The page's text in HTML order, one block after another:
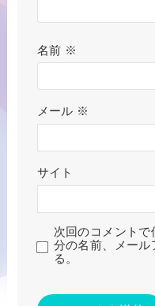
名前 ※
メール ※
サイト
次回のコメント
分の名前、メール
る。